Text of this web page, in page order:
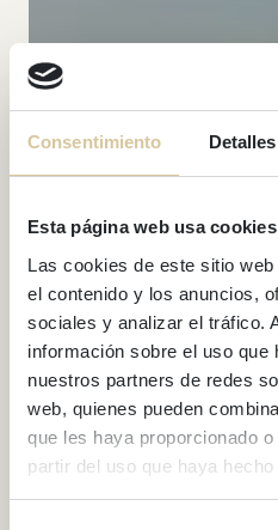
Consentimiento Detalles
Esta página web usa cookies
Las cookies de este sitio
el contenido y los anuncios,
sociales y analizar el tráfico.
información sobre el uso que
nuestros partners de redes
web, quienes pueden
que les haya proporcionado
partir del uso que hayaBÂTIMENT